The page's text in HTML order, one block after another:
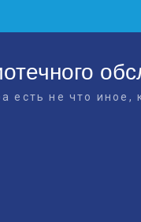
есть не что иное,